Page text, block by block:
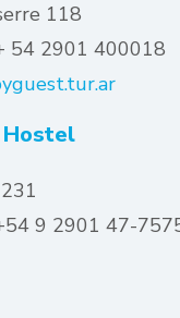
118
54 2901 400018
Hostel
9 2901 47-